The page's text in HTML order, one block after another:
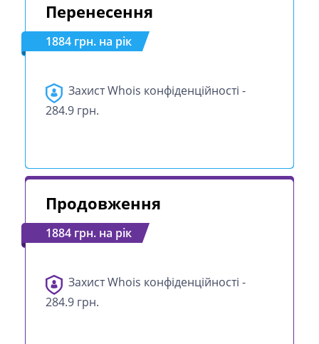
Перенесення
1884 грн. на рік
Захист Whois конфіденційності -
284.9 грн.
Продовження
1884 грн. на рік
Захист Whois конфіденційності -
284.9 грн.